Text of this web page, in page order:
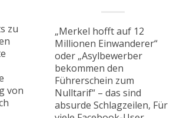
zu
von
„Merkel hofft auf 12
Millionen Einwanderer“
oder „Asylbewerber
bekommen den
Führerschein zum
Nulltarif“ –­ das sind
absurde Schlagzeilen, Für